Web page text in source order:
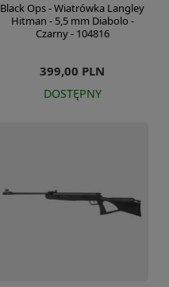
Black Ops - Wiatrówka Langley
Hitman - 5,5 mm Diabolo -
Czarny - 104816
399,00 PLN
DOSTĘPNY